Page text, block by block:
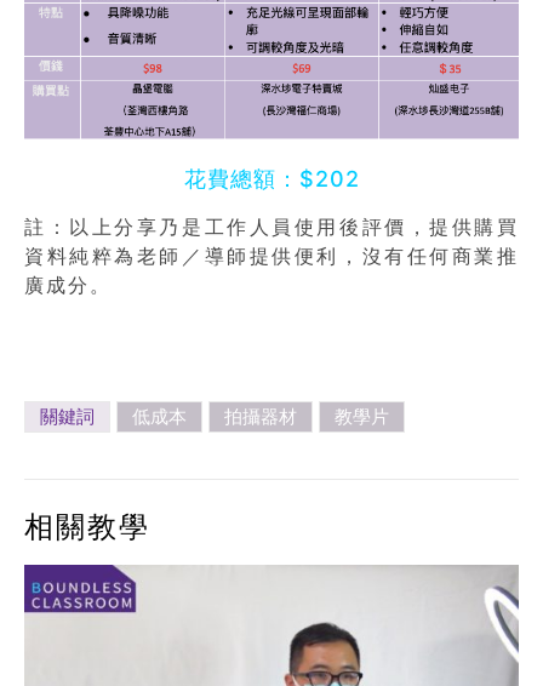
花費總額：$202
註：以上分享乃是工作人員使用後評價，提供購買
資料純粹為老師／導師提供便利，沒有任何商業推
廣成分。
關鍵詞 低成本 拍攝器材 教學片
相關教學